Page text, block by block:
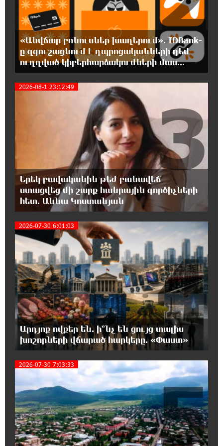
Արման Աբովյանի հետ զրուցել ենք 9-րդ
գումարման Ազգային ժողովի առաջին նիստերի և
սպասելիքների/չսպասելիքների մասին. Աննա Կոստանյան
18:27:27 5-08-2026
Սիրո, ազատության ու պարտքի մասին՝
քաղաքականությամբ. Մենուա Սողոմոնյան
18:21:07 5-08-2026
Հանձնվել թուրքական ողորմածությա՞նը,
թե՞ պայքարել մինչև վերջ. ընտրի´ր
պայքարը. Ավետիք Չալաբյանի ուղերձը կալանավայրից
18:16:33 5-08-2026
Ազգային ժողովը լեգիտիմ չէ, քանի որ
իշխանությունը կեղծել է ընտրությունները.
Ցոլակ Ակոպյան
18:11:05 5-08-2026
Մեր երկրում իշխանության և ընդդիմության
անվերջանալի պայքարի մեջ տուժում է
միայն ՀՀ քաղաքացին. Աննա Կոստանյան
18:09:44 5-08-2026
Իրանում այս տարի արդեն հինգ
տասնյակից ավելի մարդ է մահապատժի
ենթարկվել. ՄԱԿ
18:02:08 5-08-2026
Եթե ուսումնասիրենք ասֆալտապատման
աշխատանքները, ապա կբացահայտենք
մեծագույն խախտումներ. Հրայր Կամենդատյան
17:27:06 5-08-2026
IDBank-ը ներկայացնում է նոր Mastercard
World քարտը՝ ճանապարհորդական
առավելություններով և հատուկ արշավով
«Անվճար բոնուսներ խաղերում». IDBank-
ը զգուշացնում է դպրոցականների դեմ
ուղղված կիբերհարձակումների մաս...
2026-08-1 23:12:49
Երեկ բավականին թեժ բանավեճ
ստացվեց մի շարք հանրային գործիչների
հետ. Աննա Կոստանյան
3
2026-07-30 6:01:03
Արդյոք ովքեր են. ի՞նչ են ցույց տալիս
խոշորների վճարած հարկերը. «Փաստ»
4
2026-07-30 7:03:33
5